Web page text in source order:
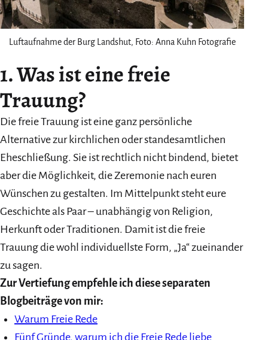
Luftaufnahme der Burg Landshut, Foto: Anna Kuhn Fotografie
1. Was ist eine freie
Trauung?
Die freie Trauung ist eine ganz persönliche
Alternative zur kirchlichen oder standesamtlichen
Eheschließung. Sie ist rechtlich nicht bindend, bietet
aber die Möglichkeit, die Zeremonie nach euren
Wünschen zu gestalten. Im Mittelpunkt steht eure
Geschichte als Paar – unabhängig von Religion,
Herkunft oder Traditionen. Damit ist die freie
Trauung die wohl individuellste Form, „Ja“ zueinander
zu sagen.
Zur Vertiefung empfehle ich diese separaten
Blogbeiträge von mir:
Warum Freie Rede
Fünf Gründe, warum ich die Freie Rede liebe